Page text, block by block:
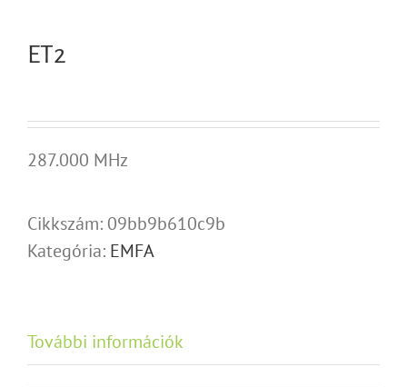
ET2
287.000 MHz
Cikkszám: 09bb9b610c9b
Kategória: EMFA
További információk